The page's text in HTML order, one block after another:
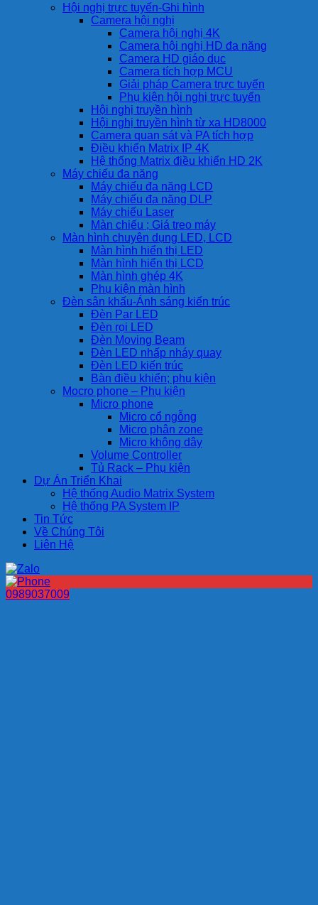
Hội nghị trực tuyến-Ghi hình
Camera hội nghị
Camera hội nghị 4K
Camera hội nghị HD đa năng
Camera HD giáo dục
Camera tích hợp MCU
Giải pháp Camera trực tuyến
Phụ kiện hội nghị trực tuyến
Hội nghị truyền hình
Hội nghị truyền hình từ xa HD8000
Camera quan sát và PA tích hợp
Điều khiển Matrix IP 4K
Hệ thống Matrix điều khiển HD 2K
Máy chiếu đa năng
Máy chiếu đa năng LCD
Máy chiếu đa năng DLP
Máy chiếu Laser
Màn chiếu ; Giá treo máy
Màn hình chuyên dụng LED, LCD
Màn hình hiển thị LED
Màn hình hiển thị LCD
Màn hình ghép 4K
Phụ kiện màn hình
Đèn sân khấu-Ánh sáng kiến trúc
Đèn Par LED
Đèn rọi LED
Đèn Moving Beam
Đèn LED nhấp nháy quay
Đèn LED kiến trúc
Bàn điều khiển; phụ kiện
Mocro phone – Phụ kiện
Micro phone
Micro cổ ngỗng
Micro phân zone
Micro không dây
Volume Controller
Tủ Rack – Phụ kiện
Dự Án Triển Khai
Hệ thống Audio Matrix System
Hệ thống PA System IP
Tin Tức
Về Chúng Tôi
Liên Hệ
0989037009